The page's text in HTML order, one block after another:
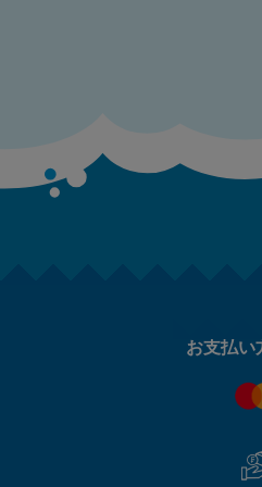
お支払い